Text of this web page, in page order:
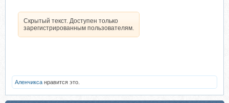
Скрытый текст. Доступен только
зарегистрированным пользователям.
Аленчикса нравится это.